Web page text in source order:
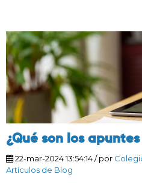
¿Qué son los
22-mar-2024 13:54:14/ por
Artículos de Blog